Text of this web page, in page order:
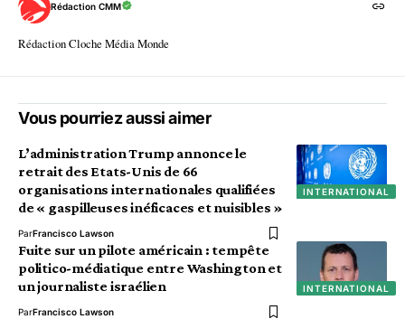
Rédaction CMM
Rédaction Cloche Média Monde
Vous pourriez aussi aimer
INTERNATIONAL
L’administration Trump annonce le
retrait des Etats-Unis de 66
organisations internationales qualifiées
de « gaspilleuses inéficaces et nuisibles »
ParFrancisco Lawson
INTERNATIONAL
Fuite sur un pilote américain : tempête
politico-médiatique entre Washington et
un journaliste israélien
ParFrancisco Lawson